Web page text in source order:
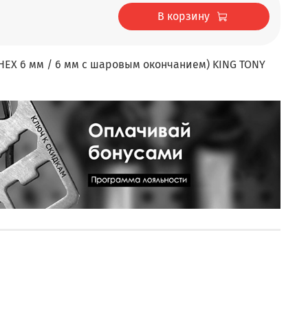
В корзину
6 мм / 6 мм с шаровым окончанием) KING TONY